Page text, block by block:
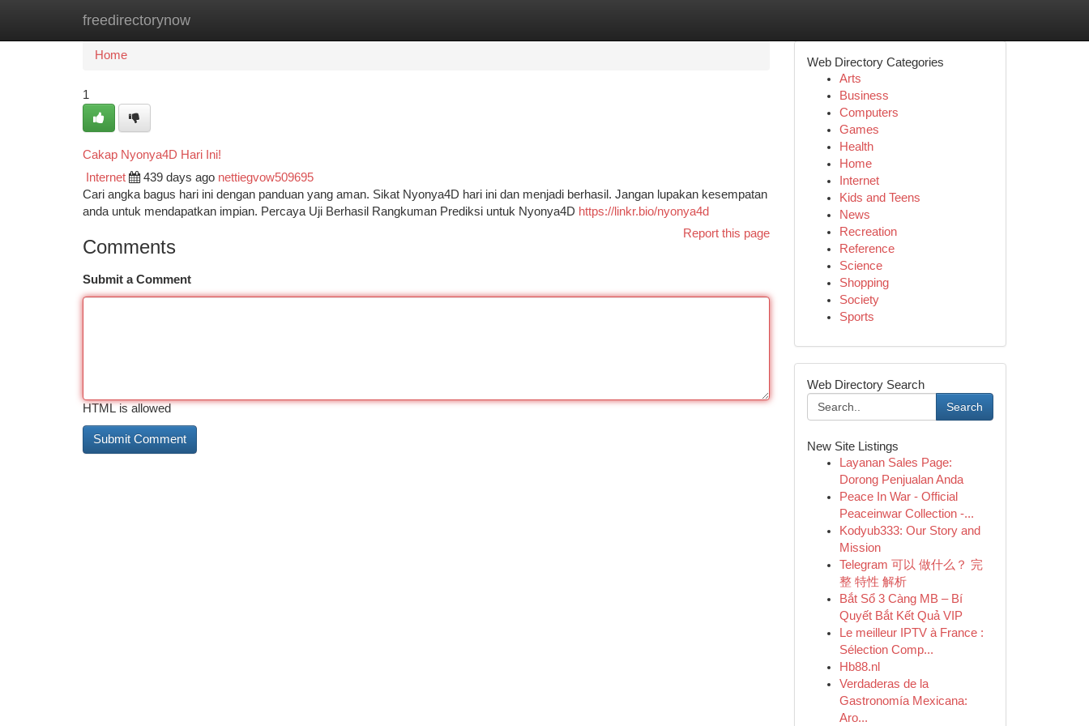
freedirectorynow
Home New Site Listings
Home
1
Cakap Nyonya4D Hari Ini!
Internet 439 days ago nettiegvow509695
Cari angka bagus hari ini dengan panduan yang aman. Sikat Nyonya4D hari ini dan menjadi berhasil. Jangan lupakan kesempatan
anda untuk mendapatkan impian. Percaya Uji Berhasil Rangkuman Prediksi untuk Nyonya4D https://linkr.bio/nyonya4d
Report this page
Comments
Submit a Comment
HTML is allowed
Web Directory Categories
Arts
Business
Computers
Games
Health
Home
Internet
Kids and Teens
News
Recreation
Reference
Science
Shopping
Society
Sports
Web Directory Search
Search
New Site Listings
Layanan Sales Page:
Dorong Penjualan Anda
Peace In War - Official
Peaceinwar Collection -...
Kodyub333: Our Story and
Mission
Telegram 可以 做什么？ 完
整 特性 解析
Bắt Sổ 3 Càng MB – Bí
Quyết Bắt Kết Quả VIP
Le meilleur IPTV à France :
Sélection Comp...
Hb88.nl
Verdaderas de la
Gastronomía Mexicana:
Aro...